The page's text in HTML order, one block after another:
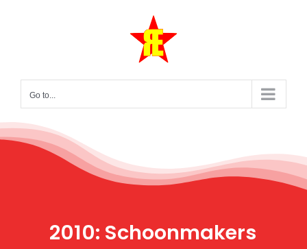
Go to...
2010: Schoonmakers